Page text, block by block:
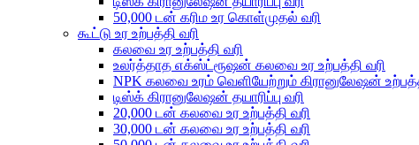
50,000 டன் கரிம உர கொள்முதல் வரி
கூட்டு உர உற்பத்தி வரி
கலவை உர உற்பத்தி வரி
உலர்த்தாத எக்ஸ்ட்ரூஷன் கலவை உர உற்பத்தி வரி
NPK கலவை உரம் வெளியேற்றும் கிரானுலேஷன்
டிஸ்க் கிரானுலேஷன் தயாரிப்பு வரி
20,000 டன் கலவை உர உற்பத்தி வரி
30,000 டன் கலவை உர உற்பத்தி வரி